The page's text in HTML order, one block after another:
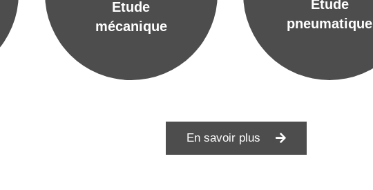
Etude
mécanique
Etude
pneumatique
En savoir plus